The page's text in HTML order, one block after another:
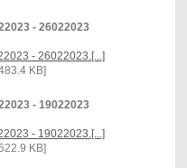
- 26022023
- 26022023.[...]
KB]
- 19022023
- 19022023.[...]
KB]